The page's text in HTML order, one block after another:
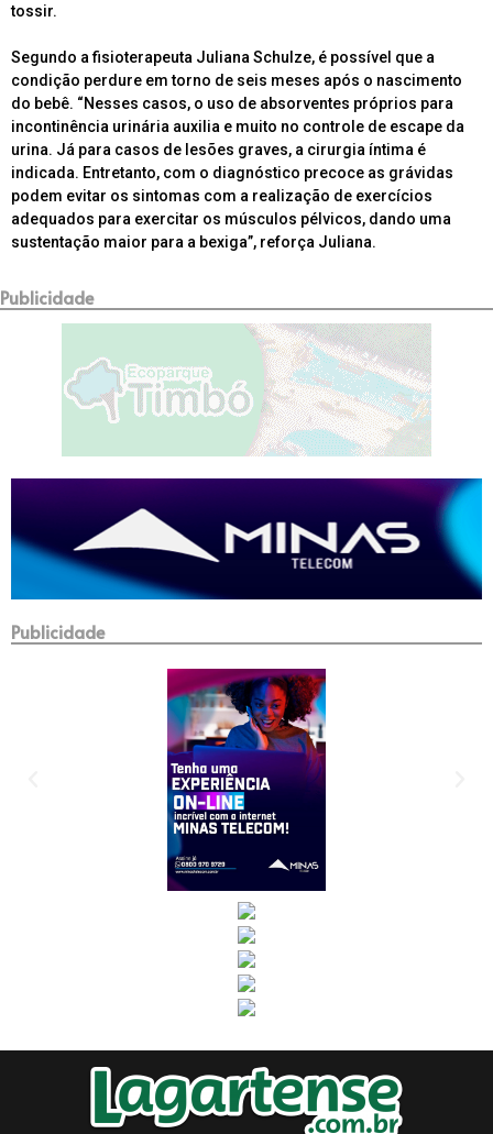
tossir.
Segundo a fisioterapeuta Juliana Schulze, é possível que a
condição perdure em torno de seis meses após o nascimento
do bebê. “Nesses casos, o uso de absorventes próprios para
incontinência urinária auxilia e muito no controle de escape da
urina. Já para casos de lesões graves, a cirurgia íntima é
indicada. Entretanto, com o diagnóstico precoce as grávidas
podem evitar os sintomas com a realização de exercícios
adequados para exercitar os músculos pélvicos, dando uma
sustentação maior para a bexiga”, reforça Juliana.
Publicidade
Publicidade